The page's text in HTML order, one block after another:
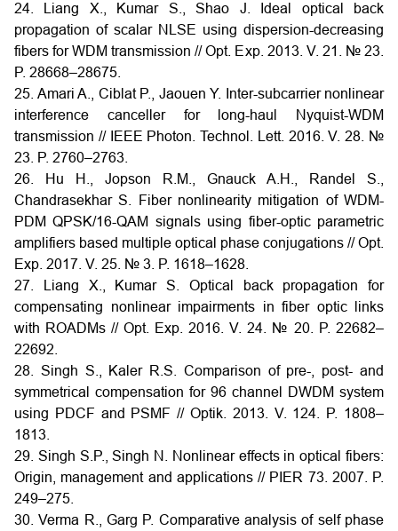
24. Liang X., Kumar S., Shao J. Ideal optical back
propagation of scalar NLSE using dispersion-decreasing
fibers for WDM transmission // Opt. Exp. 2013. V. 21. № 23.
P. 28668–28675.
25. Amari A., Ciblat P., Jaouen Y. Inter-subcarrier nonlinear
interference canceller for long-haul Nyquist-WDM
transmission // IEEE Photon. Technol. Lett. 2016. V. 28. №
23. P. 2760–2763.
26. Hu H., Jopson R.M., Gnauck A.H., Randel S.,
Chandrasekhar S. Fiber nonlinearity mitigation of WDM-
PDM QPSK/16-QAM signals using fiber-optic parametric
amplifiers based multiple optical phase conjugations // Opt.
Exp. 2017. V. 25. № 3. P. 1618–1628.
27. Liang X., Kumar S. Optical back propagation for
compensating nonlinear impairments in fiber optic links
with ROADMs // Opt. Exp. 2016. V. 24. № 20. P. 22682–
22692.
28. Singh S., Kaler R.S. Comparison of pre-, post- and
symmetrical compensation for 96 channel DWDM system
using PDCF and PSMF // Optik. 2013. V. 124. P. 1808–
1813.
29. Singh S.P., Singh N. Nonlinear effects in optical fibers:
Origin, management and applications // PIER 73. 2007. P.
249–275.
30. Verma R., Garg P. Comparative analysis of self phase